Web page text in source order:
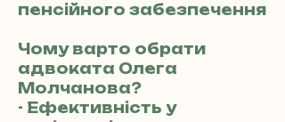
пенсійного забезпечення
Чому варто обрати
адвоката Олега
Молчанова?
- Ефективність у